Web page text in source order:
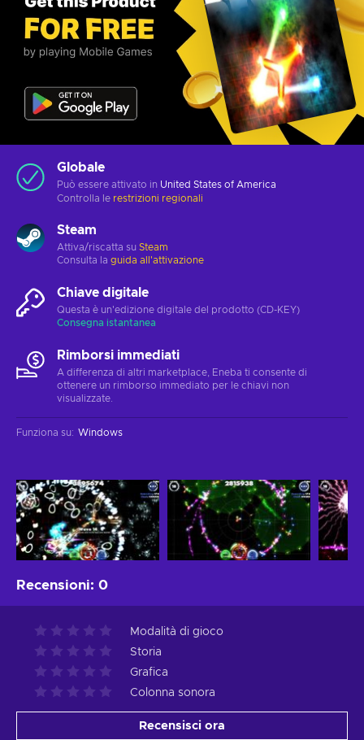
Globale
Può essere attivato in United States of America
Controlla le restrizioni regionali
Steam
Attiva/riscatta su Steam
Consulta la guida all'attivazione
Chiave digitale
Questa è un'edizione digitale del prodotto (CD-KEY)
Consegna istantanea
Rimborsi immediati
A differenza di altri marketplace, Eneba ti consente di
ottenere un rimborso immediato per le chiavi non
visualizzate.
Funziona su: Windows
Recensioni: 0
Modalità di gioco
Storia
Grafica
Colonna sonora
Recensisci ora